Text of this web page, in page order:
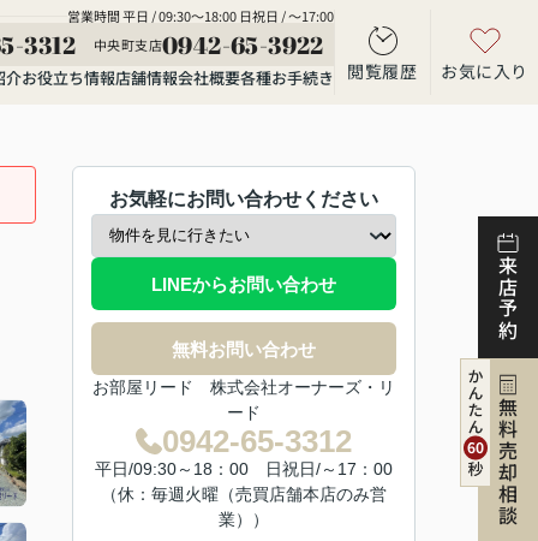
営業時間 平日 / 09:30～18:00 日祝日 / ～17:00
3312 中央町支店0942-65-3922
介お役立ち情報店舗情報会社概要各種お手続き 閲覧履歴 お気に入り
来店予約
無料売却相談
お気軽にお問い合わせください
LINEからお問い合わせ
無料お問い合わせ
お部屋リード 株式会社オーナーズ・リ
ード
0942-65-3312
平日/09:30～18：00 日祝日/～17：00
（休：毎週火曜（売買店舗本店のみ営
業））